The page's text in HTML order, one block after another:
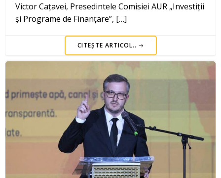
Victor Cațavei, Presedintele Comisiei AUR „Investiții
și Programe de Finanțare”, […]
CITEȘTE ARTICOL..